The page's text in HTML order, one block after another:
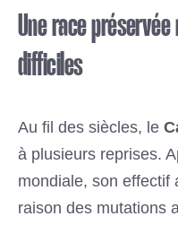
Une race
difficiles
Au fil des siècles, le
à plusieurs reprises.
mondiale, son effectif
raison des mutations